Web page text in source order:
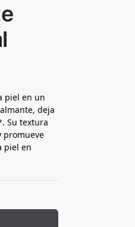
piel en un
deja
Su textura
promueve
piel en